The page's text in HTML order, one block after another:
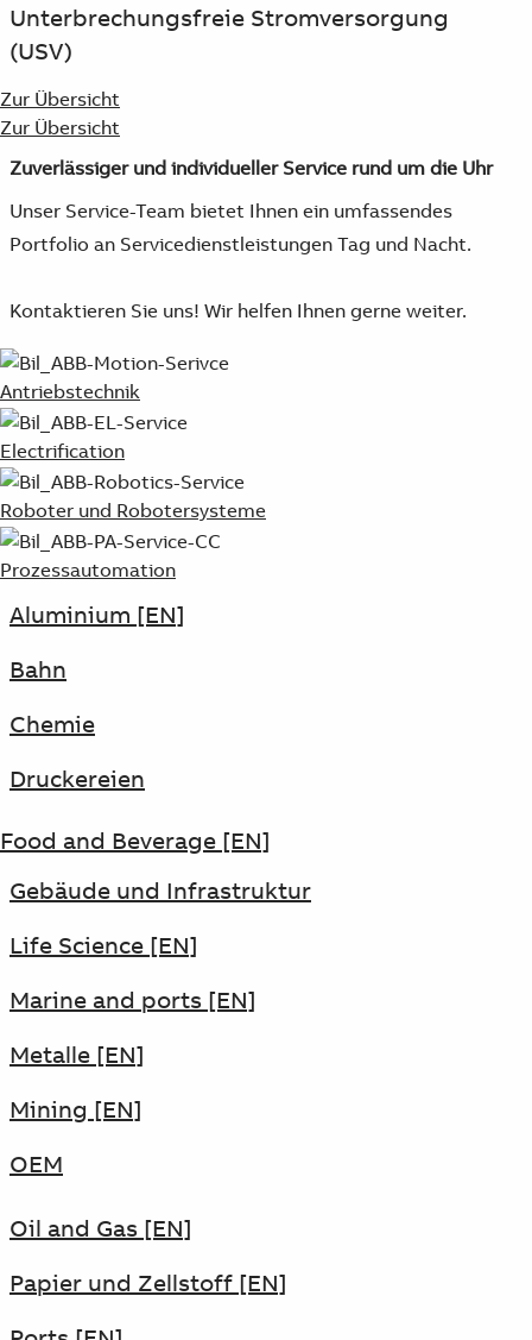
Unterbrechungsfreie Stromversorgung
(USV)
Zur Übersicht
Zur Übersicht
Zuverlässiger und individueller Service rund um die Uhr
Unser Service-Team bietet Ihnen ein umfassendes
Portfolio an Servicedienstleistungen Tag und Nacht.
Kontaktieren Sie uns! Wir helfen Ihnen gerne weiter.
Antriebstechnik
Electrification
Roboter und Robotersysteme
Prozessautomation
Aluminium [EN]
Bahn
Chemie
Druckereien
Food and Beverage [EN]
Gebäude und Infrastruktur
Life Science [EN]
Marine and ports [EN]
Metalle [EN]
Mining [EN]
OEM
Oil and Gas [EN]
Papier und Zellstoff [EN]